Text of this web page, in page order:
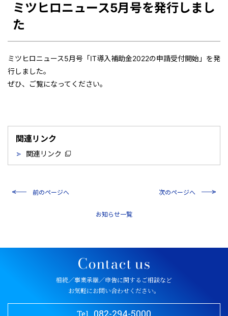
ミツヒロニュース5月号を発行しまし
た
ミツヒロニュース5月号「IT導入補助金2022の申請受付開始」を発
行しました。
ぜひ、ご覧になってください。
関連リンク
関連リンク
前のページへ
一覧
次のページへ
相続／事業承継／申告に関するご相談など
お気軽にお問い合わせください。
Tel.